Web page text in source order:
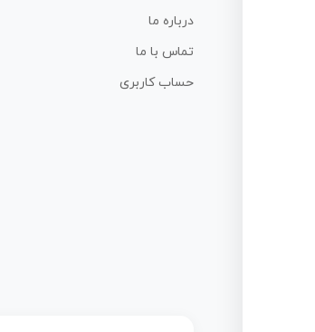
درباره ما
تماس با ما
حساب کاربری